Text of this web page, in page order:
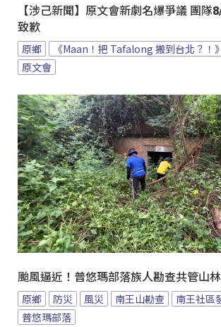
【涉己新聞】原文會新劇名爆爭議 團隊
致歉
原鄉 《Maan！把 Tafalong 搬到台北？！》
原文會
颱風逼近！普悠瑪部落族人勘查共管山林
原鄉 防災 風災 南王山勘查
南王社區
普悠瑪部落